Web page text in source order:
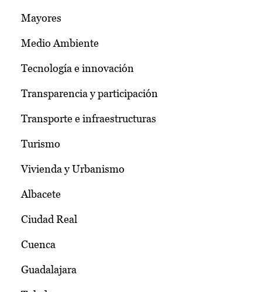
Mayores
Medio Ambiente
Tecnología e innovación
Transparencia y participación
Transporte e infraestructuras
Turismo
Vivienda y Urbanismo
Albacete
Ciudad Real
Cuenca
Guadalajara